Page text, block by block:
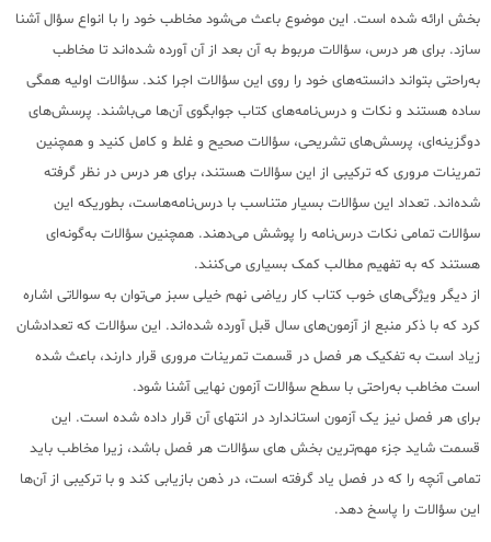
بخش ارائه ‌شده است. این موضوع باعث می‌شود مخاطب خود را با انواع سؤال آشنا
سازد. برای هر درس، سؤالات مربوط به آن بعد از آن آورده شده‌اند تا مخاطب
به‌راحتی بتواند دانسته‌های خود را روی این سؤالات اجرا کند. سؤالات اولیه همگی
ساده هستند و نکات و درس‌نامه‌های کتاب جوابگوی آن‌ها می‌باشند. پرسش‌های
دوگزینه‌ای، پرسش‌های تشریحی، سؤالات صحیح و غلط و کامل کنید و همچنین
تمرینات مروری که ترکیبی از این سؤالات هستند، برای هر درس در نظر گرفته‌
شده‌اند. تعداد این سؤالات بسیار متناسب با درس‌نامه‌هاست، بطوریکه این
سؤالات تمامی نکات درس‌نامه را پوشش می‌دهند. همچنین سؤالات به‌گونه‌ای
هستند که به تفهیم مطالب کمک بسیاری می‌کنند.
از دیگر ویژگی‌های خوب کتاب کار ریاضی نهم خیلی سبز می‌توان به سوالاتی اشاره
کرد که با ذکر منبع از آزمون‌های سال قبل آورده شده‌اند. این سؤالات که تعدادشان
زیاد است به تفکیک هر فصل در قسمت تمرینات مروری قرار دارند، باعث شده
است مخاطب به‌راحتی با سطح سؤالات آزمون نهایی آشنا شود.
برای هر فصل نیز یک آزمون استاندارد در انتهای آن قرار داده ‌شده است. این
قسمت شاید جزء مهم‌ترین بخش های سؤالات هر فصل باشد، زیرا مخاطب باید
تمامی آنچه را که در فصل یاد گرفته است، در ذهن بازیابی کند و با ترکیبی از آن‌ها
این سؤالات را پاسخ دهد.